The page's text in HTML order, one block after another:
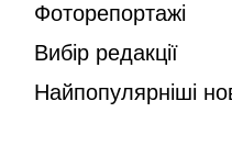
Фоторепортажі
Вибір редакції
Найпопулярніші